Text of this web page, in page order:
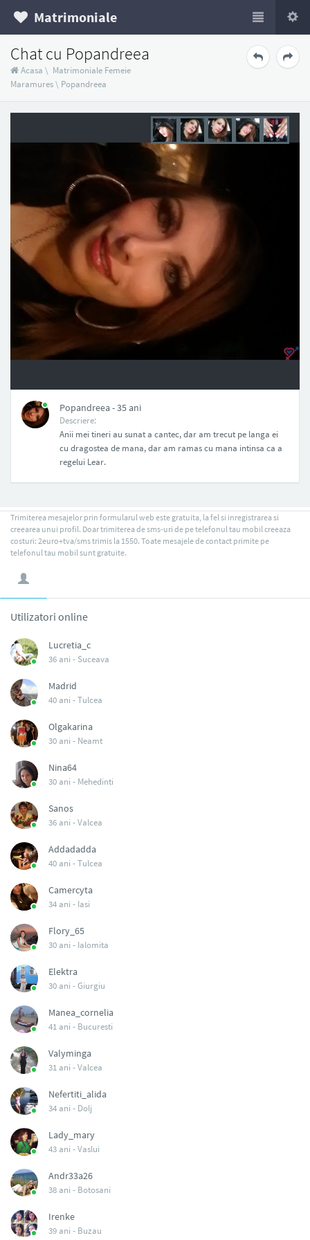
Matrimoniale
Chat cu Popandreea
Acasa \ Matrimoniale Femeie
Maramures\ Popandreea
Popandreea - 35 ani
Descriere:
Anii mei tineri au sunat a cantec, dar am trecut pe langa ei
cu dragostea de mana, dar am ramas cu mana intinsa ca a
regelui Lear.
Trimiterea mesajelor prin formularul web este gratuita, la fel si inregistrarea si
creearea unui profil. Doar trimiterea de sms-uri de pe telefonul tau mobil creeaza
costuri: 2euro+tva/sms trimis la 1550. Toate mesajele de contact primite pe
telefonul tau mobil sunt gratuite.
Utilizatori online
Lucretia_c
36 ani - Suceava
Madrid
40 ani -Tulcea
Olgakarina
30 ani - Neamt
Nina64
30 ani - Mehedinti
Sanos
36 ani -Valcea
Addadadda
40 ani -Tulcea
Camercyta
34 ani - Iasi
Flory_65
30 ani - Ialomita
Elektra
30 ani -Giurgiu
Manea_cornelia
41 ani - Bucuresti
Valyminga
31 ani -Valcea
Nefertiti_alida
34 ani - Dolj
Lady_mary
43 ani -Vaslui
Andr33a26
38 ani - Botosani
Irenke
39 ani - Buzau